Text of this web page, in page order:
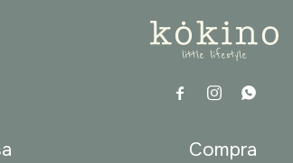
  
Compra